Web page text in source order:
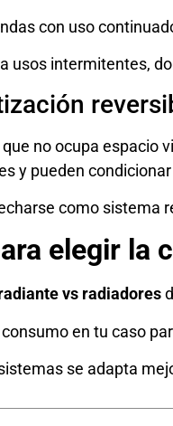
con uso
usos intermitentes,
no ocupa espacio
y pueden
como sistema
elegir la
vs radiadores
en tu caso
se adapta